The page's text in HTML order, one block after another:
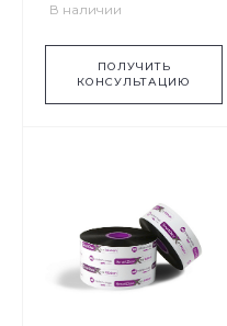
В наличии
ПОЛУЧИТЬ
КОНСУЛЬТАЦИЮ